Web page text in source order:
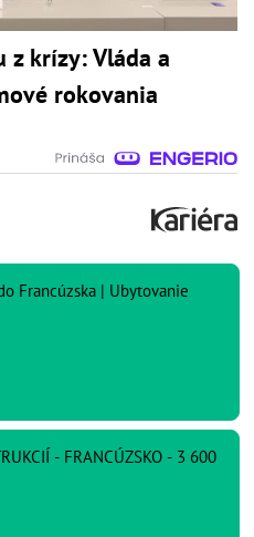
z krízy: Vláda a
rokovania
Francúzska | Ubytovanie
- FRANCÚZSKO - 3 600